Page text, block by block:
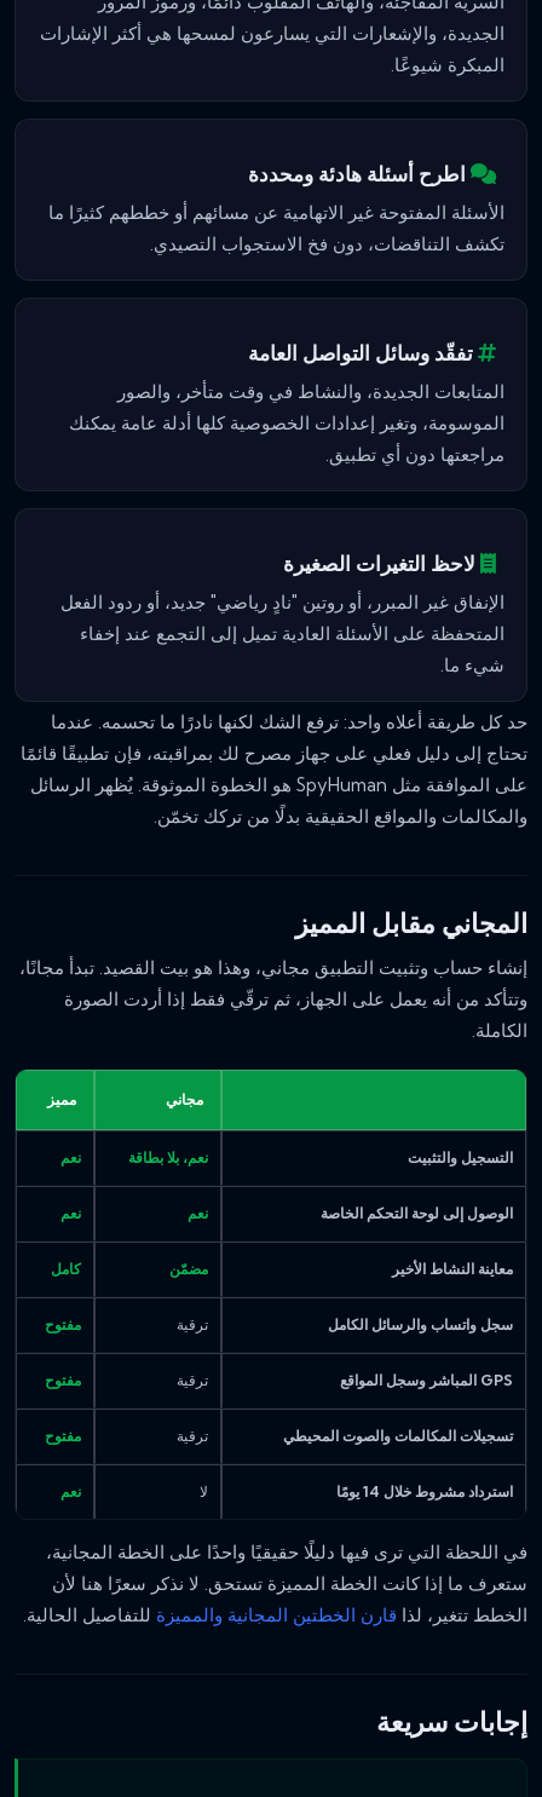
الجديدة، والإشعارات التي يسارعون لمسحها هي أكثر الإشارات
المبكرة شيوعًا.
اطرح أسئلة هادئة ومحددة
الأسئلة المفتوحة غير الاتهامية عن مسائهم أو خططهم كثيرًا ما
تكشف التناقضات، دون فخ الاستجواب التصيدي.
تفقّد وسائل التواصل العامة
المتابعات الجديدة، والنشاط في وقت متأخر، والصور
الموسومة، وتغير إعدادات الخصوصية كلها أدلة عامة يمكنك
مراجعتها دون أي تطبيق.
لاحظ التغيرات الصغيرة
الإنفاق غير المبرر، أو روتين "نادٍ رياضي" جديد، أو ردود الفعل
المتحفظة على الأسئلة العادية تميل إلى التجمع عند إخفاء
شيء ما.
حد كل طريقة أعلاه واحد: ترفع الشك لكنها نادرًا ما تحسمه. عندما
تحتاج إلى دليل فعلي على جهاز مصرح لك بمراقبته، فإن تطبيقًا قائمًا
على الموافقة مثل SpyHuman هو الخطوة الموثوقة. يُظهر الرسائل
والمكالمات والمواقع الحقيقية بدلًا من تركك تخمّن.
المجاني مقابل المميز
إنشاء حساب وتثبيت التطبيق مجاني، وهذا هو بيت القصيد. تبدأ مجانًا،
وتتأكد من أنه يعمل على الجهاز، ثم ترقّي فقط إذا أردت الصورة
الكاملة.
مجاني مميز
التسجيل والتثبيت نعم، بلا بطاقة نعم
الوصول إلى لوحة التحكم الخاصة نعم نعم
معاينة النشاط الأخير مضمّن كامل
سجل واتساب والرسائل الكامل ترقية مفتوح
GPS المباشر وسجل المواقع ترقية مفتوح
تسجيلات المكالمات والصوت المحيطي ترقية مفتوح
استرداد مشروط خلال 14 يومًا لا نعم
في اللحظة التي ترى فيها دليلًا حقيقيًا واحدًا على الخطة المجانية،
ستعرف ما إذا كانت الخطة المميزة تستحق. لا نذكر سعرًا هنا لأن
الخطط تتغير، لذا قارن الخطتين المجانية والمميزة للتفاصيل الحالية.
إجابات سريعة